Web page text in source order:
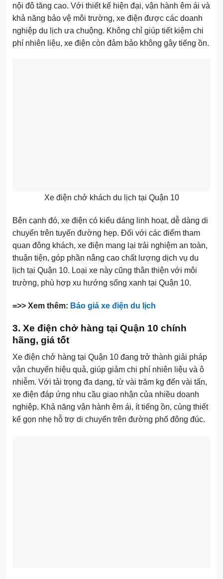
nội đô tăng cao. Với thiết kế hiện đại, vận hành êm ái và
khả năng bảo vệ môi trường, xe điện được các doanh
nghiệp du lịch ưa chuộng. Không chỉ giúp tiết kiệm chi
phí nhiên liệu, xe điện còn đảm bảo không gây tiếng ồn.
Xe điện chở khách du lịch tại Quận 10
Bên cạnh đó, xe điện có kiểu dáng linh hoạt, dễ dàng di
chuyển trên tuyến đường hẹp. Đối với các điểm tham
quan đông khách, xe điện mang lại trải nghiệm an toàn,
thuận tiện, góp phần nâng cao chất lượng dịch vụ du
lịch tại Quận 10. Loại xe này cũng thân thiện với môi
trường, phù hợp xu hướng sống xanh tại Quận 10.
=>> Xem thêm: Báo giá xe điện du lịch
3. Xe điện chở hàng tại Quận 10 chính
hãng, giá tốt
Xe điện chở hàng tại Quận 10 đang trở thành giải pháp
vận chuyển hiệu quả, giúp giảm chi phí nhiên liệu và ô
nhiễm. Với tải trọng đa dạng, từ vài trăm kg đến vài tấn,
xe điện đáp ứng nhu cầu giao nhận của nhiều doanh
nghiệp. Khả năng vận hành êm ái, ít tiếng ồn, cùng thiết
kế gọn nhẹ hỗ trợ di chuyển trên đường phố đông đúc.